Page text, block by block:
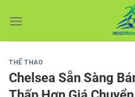
qua
THỂ THAO
Chelsea Sẵn Sàng